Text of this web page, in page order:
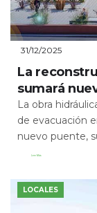
31/12/2025
La
sumará
La obra
de evacuación
nuevo puente,
Leer Más
LOCALES